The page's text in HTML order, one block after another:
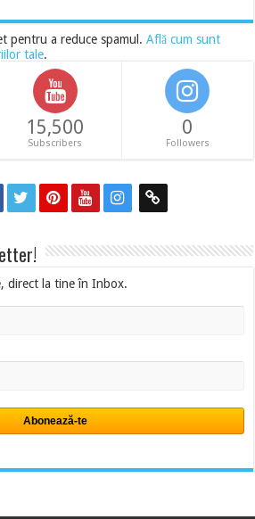
pentru a reduce spamul.Află cum sunt
tale.
15,500
Subscribers
0
Followers
direct la tine în Inbox.